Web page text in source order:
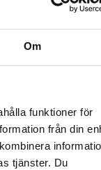
Om
funktioner för
från din
tjänster. Du
LdB Shower
Jasmine - Dry
LDB
2,95 €